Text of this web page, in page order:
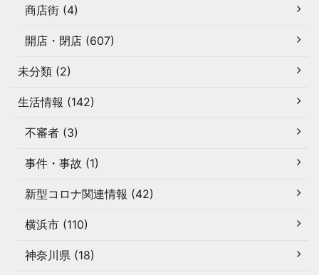
商店街 (4)
開店・閉店 (607)
未分類 (2)
生活情報 (142)
不審者 (3)
事件・事故 (1)
新型コロナ関連情報 (42)
横浜市 (110)
神奈川県 (18)